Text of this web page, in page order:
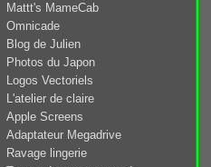
Mattt's MameCab
Omnicade
Blog de Julien
Photos du Japon
Logos Vectoriels
L'atelier de claire
Apple Screens
Adaptateur Megadrive
Ravage lingerie